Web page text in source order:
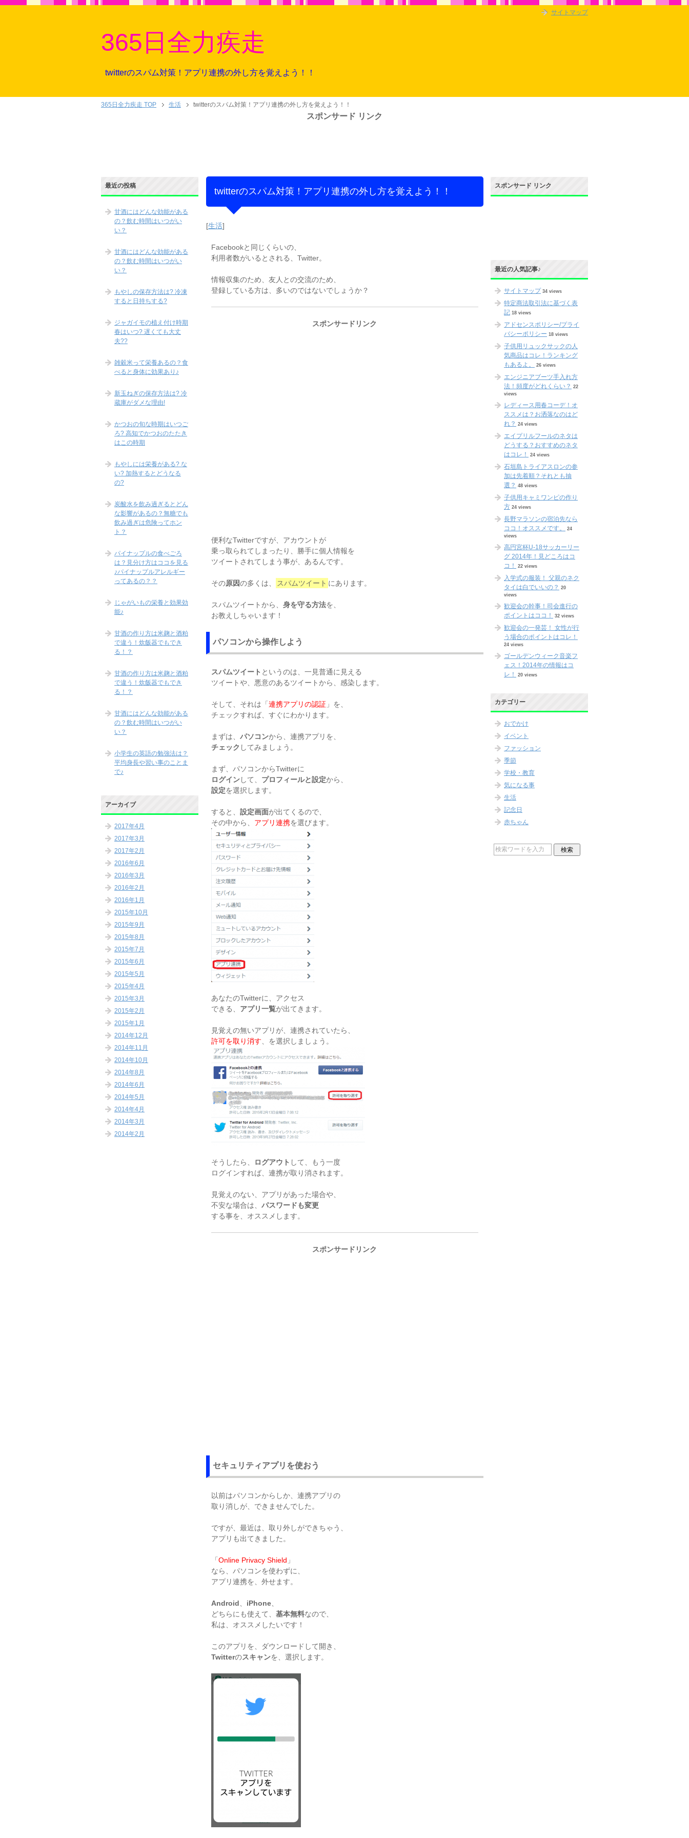
365日全力疾走
twitterのスパム対策！アプリ連携の外し方を覚えよう！！
365日全力疾走 TOP 生活 twitterのスパム対策！アプリ連携の外し方を覚えよう！！
スポンサード リンク
twitterのスパム対策！アプリ連携の外し方を覚えよう！！
[生活]
Facebookと同じくらいの、
利用者数がいるとされる、Twitter。
情報収集のため、友人との交流のため、
登録している方は、多いのではないでしょうか？
スポンサードリンク
便利なTwitterですが、アカウントが
乗っ取られてしまったり、勝手に個人情報を
ツイートされてしまう事が、あるんです。
その原因の多くは、 スパムツイート にあります。
スパムツイートから、身を守る方法を、
お教えしちゃいます！
パソコンから操作しよう
スパムツイート というのは、一見普通に見える
ツイートや、悪意のあるツイートから、感染します。
そして、それは「連携アプリの認証 」を、
チェックすれば、すぐにわかります。
まずは、パソコンから、連携アプリを、
チェック してみましょう。
まず、パソコンからTwitterに
ログインして、 プロフィールと設定から、
設定を選択します。
すると、設定画面が出てくるので、
その中から、 アプリ連携を選びます。
あなたのTwitterに、アクセス
できる、 アプリ一覧が出てきます。
見覚えの無いアプリが、連携されていたら、
許可を取り消す、を選択しましょう。
そうしたら、 ログアウト して、もう一度
ログインすれば、連携が取り消されます。
見覚えのない、アプリがあった場合や、
不安な場合は、パスワードも変更
する事を、オススメします。
スポンサードリンク
セキュリティアプリを使おう
以前はパソコンからしか、連携アプリの
取り消しが、できませんでした。
ですが、最近は、取り外しができちゃう、
アプリも出てきました。
「Online Privacy Shield 」
なら、パソコンを使わずに、
アプリ連携を、外せます。
Android、 iPhone、
どちらにも使えて、基本無料なので、
私は、オススメしたいです！
このアプリを、ダウンロードして開き、
Twitterのスキャンを、選択します。
最近の投稿
甘酒にはどんな効能がある
の？飲む時間はいつがい
い？
甘酒にはどんな効能がある
の？飲む時間はいつがい
い？
もやしの保存方法は? 冷凍
すると日持ちする?
ジャガイモの植え付け時期
春はいつ? 遅くても大丈
夫??
雑穀米って栄養あるの？食
べると身体に効果あり♪
新玉ねぎの保存方法は? 冷
蔵庫がダメな理由!
かつおの旬な時期はいつご
ろ? 高知でかつおのたたき
はこの時期
もやしには栄養がある? な
い? 加熱するとどうなる
の?
炭酸水を飲み過ぎるとどん
な影響があるの？無糖でも
飲み過ぎは危険ってホン
ト？
パイナップルの食べごろ
は？見分け方はココを見る
♪パイナップルアレルギー
ってあるの？？
じゃがいもの栄養と効果効
能♪
甘酒の作り方は米麹と酒粕
で違う！炊飯器でもでき
る！？
甘酒の作り方は米麹と酒粕
で違う！炊飯器でもでき
る！？
甘酒にはどんな効能がある
の？飲む時間はいつがい
い？
小学生の英語の勉強法は？
平均身長や習い事のことま
で♪
アーカイブ
2017年4月
2017年3月
2017年2月
2016年6月
2016年3月
2016年2月
2016年1月
2015年10月
2015年9月
2015年8月
2015年7月
2015年6月
2015年5月
2015年4月
2015年3月
2015年2月
2015年1月
2014年12月
2014年11月
2014年10月
2014年8月
2014年6月
2014年5月
2014年4月
2014年3月
2014年2月
スポンサード リンク
最近の人気記事♪
サイトマップ 34 views
特定商法取引法に基づく表
記 18 views
アドセンスポリシー/プライ
バシーポリシー 18 views
子供用リュックサックの人
気商品はコレ！ランキング
もあるよ。
26 views
エンジニアブーツ手入れ方
法！頻度がどれくらい？ 22
views
レディース用春コーデ！オ
ススメは？お洒落なのはど
れ？ 24 views
エイプリルフールのネタは
どうする？おすすめのネタ
はコレ！
24 views
石垣島トライアスロンの参
加は先着順？それとも抽
選？ 48 views
子供用キャミワンピの作り
方 24 views
長野マラソンの宿泊先なら
ココ！オススメです。
24
views
高円宮杯U-18サッカーリー
グ 2014年！見どころはコ
コ！
22 views
入学式の服装！ 父親のネク
タイは白でいいの？ 20
views
歓迎会の幹事！司会進行の
ポイントはココ！
32 views
歓迎会の一発芸！ 女性が行
う場合のポイントはコレ！
24 views
ゴールデンウィーク音楽フ
ェス！2014年の情報はコ
レ！
20 views
カテゴリー
おでかけ
イベント
ファッション
季節
学校・教育
気になる事
生活
記念日
赤ちゃん
サイトマップ